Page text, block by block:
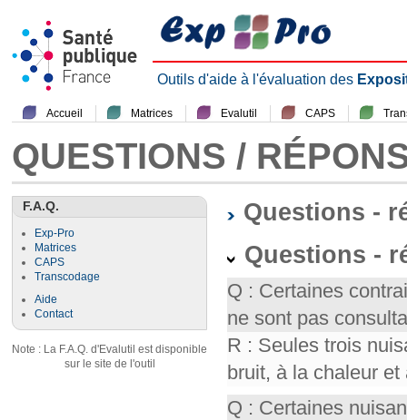
Outils d'aide à l'évaluation des
Accueil Matrices Evalutil CAPS
QUESTIONS /
F.A.Q.
Exp-Pro
Matrices
CAPS
Transcodage
Aide
Contact
Note : La F.A.Q. d'Evalutil est disponible
sur le site de l'outil
Questions -
Questions -
Q : Certaines
ne sont pas
R : Seules trois
bruit, à la chaleur et
Q : Certaines